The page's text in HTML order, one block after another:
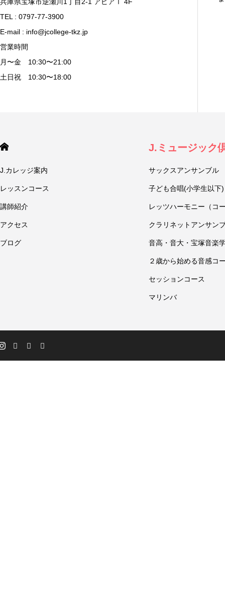
TEL : 0797-77-3900
E-mail : info@jcollege-tkz.jp
営業時間
月〜金 10:30〜21:00
土日祝 10:30〜18:00
J.カレッジ案内
レッスンコース
講師紹介
アクセス
ブログ
J.ミュージック
サックスアンサンブル
子ども合唱(小学生以下)
レッツハーモニー（コ
クラリネットアンサン
音高・音大・宝塚音楽
２歳から始める音感コ
セッションコース
マリンバ